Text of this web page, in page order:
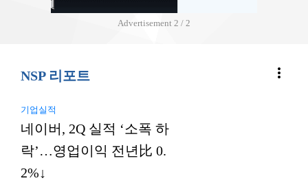
Advertisement 2 / 2
NSP 리포트 more_vert
기업실적
네이버, 2Q 실적 ‘소폭 하
락’…영업이익 전년比 0.
2%↓